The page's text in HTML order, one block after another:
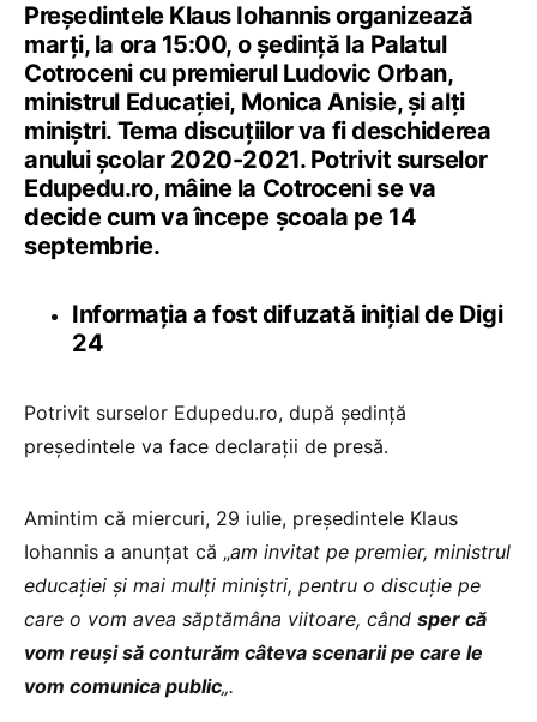
Președintele Klaus Iohannis organizează
marți, la ora 15:00, o ședință la Palatul
Cotroceni cu premierul Ludovic Orban,
ministrul Educației, Monica Anisie, și alți
miniștri. Tema discuțiilor va fi deschiderea
anului școlar 2020-2021. Potrivit surselor
Edupedu.ro, mâine la Cotroceni se va
decide cum va începe școala pe 14
septembrie.
Informația a fost difuzată inițial de Digi
24
Potrivit surselor Edupedu.ro, după ședință
președintele va face declarații de presă.
Amintim că miercuri, 29 iulie, președintele Klaus
Iohannis a anunțat că „am invitat pe premier, ministrul
educației și mai mulți miniștri, pentru o discuție pe
care o vom avea săptămâna viitoare, când sper că
vom reuși să conturăm câteva scenarii pe care le
vom comunica public„.